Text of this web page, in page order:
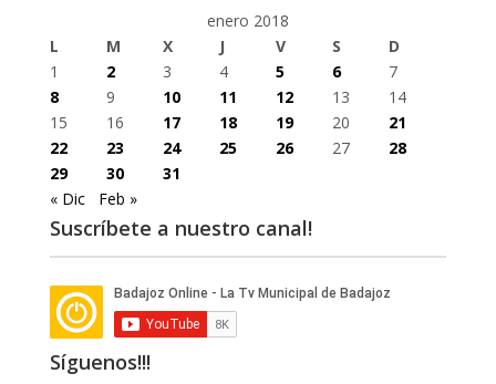
enero 2018
L
M X J V S
D
1
2 3 4 5 6
7
8
9 10 11 12 13
14
15
16 17 18 19 20
21
22
23 24 25 26 27
28
29
30
31
« Dic
Feb »
Suscríbete a nuestro canal!
Síguenos!!!